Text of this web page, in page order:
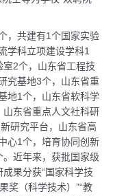
共建有1个国家实验
学科立项建设学科1
2个，山东省工程技
究基地3个，山东省重
地1个，山东省软科学
东省重点人文社科研
研究平台，山东省高
心1个，培育协同创新
近年来，获批国家级
果分获“国家科学技
奖（科学技术）”“教